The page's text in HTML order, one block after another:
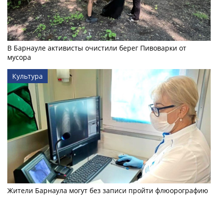
В Барнауле активисты очистили берег Пивоварки от
мусора
Культура
Жители Барнаула могут без записи пройти флюорографию